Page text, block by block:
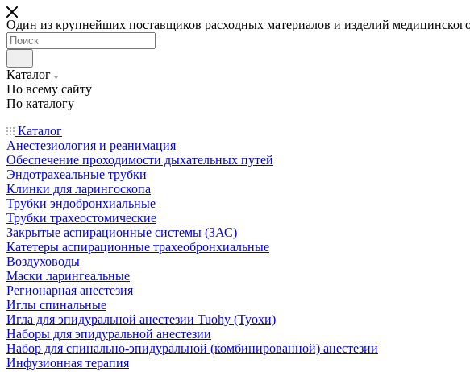
Один из крупнейших поставщиков расходных материалов и изделий
Каталог
По всему сайту
По каталогу
Каталог
Анестезиология и реанимация
Обеспечение проходимости дыхательных путей
Эндотрахеальные трубки
Клинки для ларингоскопа
Трубки эндобронхиальные
Трубки трахеостомические
Закрытые аспирационные системы (ЗАС)
Катетеры аспирационные трахеобронхиальные
Воздуховоды
Маски ларингеальные
Регионарная анестезия
Иглы спинальные
Игла для эпидуральной анестезии Tuohy (Туохи)
Наборы для эпидуральной анестезии
Набор для спинально-эпидуральной (комбинированной) анестезии
Инфузионная терапия